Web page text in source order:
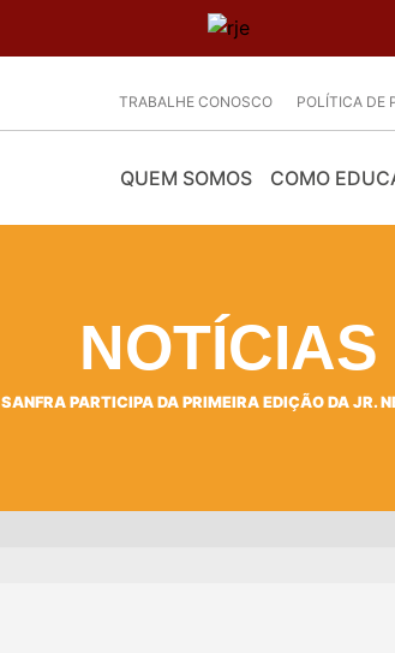
TRABALHE CONOSCO POLÍTICA DE
QUEM SOMOS COMO
NOTÍCIAS
SANFRA PARTICIPA DA PRIMEIRA EDIÇÃO DA JR.